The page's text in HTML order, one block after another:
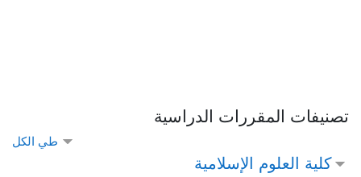
تصنيفات المقررات الدراسية
طي الكل
كلية العلوم الإسلامية